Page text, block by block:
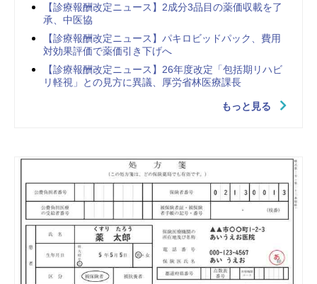
【診療報酬改定ニュース】2成分3品目の薬価収載を了
承、中医協
【診療報酬改定ニュース】パキロビッドパック、費用
対効果評価で薬価引き下げへ
【診療報酬改定ニュース】26年度改定「包括期リハビ
リ軽視」との見方に異議、厚労省林医療課長
もっと見る